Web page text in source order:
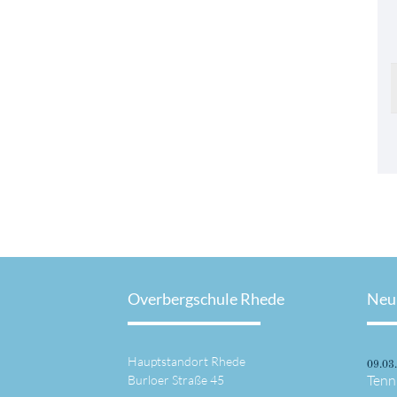
Overbergschule Rhede
Hauptstandort Rhede
Burloer Straße 45